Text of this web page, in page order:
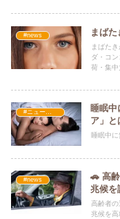
#news まば
まばた
ダ・コ
荷・集中
睡眠
ア」と
睡眠中
#news
🚗 高
兆候を
高齢者
兆候を